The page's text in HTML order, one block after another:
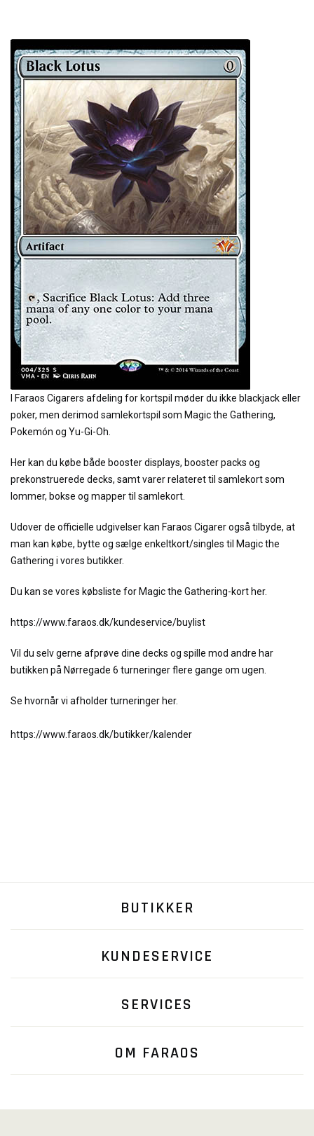
I Faraos Cigarers afdeling for kortspil møder du ikke blackjack eller
poker, men derimod samlekortspil som Magic the Gathering,
Pokemón og Yu-Gi-Oh.
Her kan du købe både booster displays, booster packs og
prekonstruerede decks, samt varer relateret til samlekort som
lommer, bokse og mapper til samlekort.
Udover de officielle udgivelser kan Faraos Cigarer også tilbyde, at
man kan købe, bytte og sælge enkeltkort/singles til Magic the
Gathering i vores butikker.
Du kan se vores købsliste for Magic the Gathering-kort her.
https://www.faraos.dk/kundeservice/buylist
Vil du selv gerne afprøve dine decks og spille mod andre har
butikken på Nørregade 6 turneringer flere gange om ugen.
Se hvornår vi afholder turneringer her.
https://www.faraos.dk/butikker/kalender
BUTIKKER
KUNDESERVICE
SERVICES
OM FARAOS